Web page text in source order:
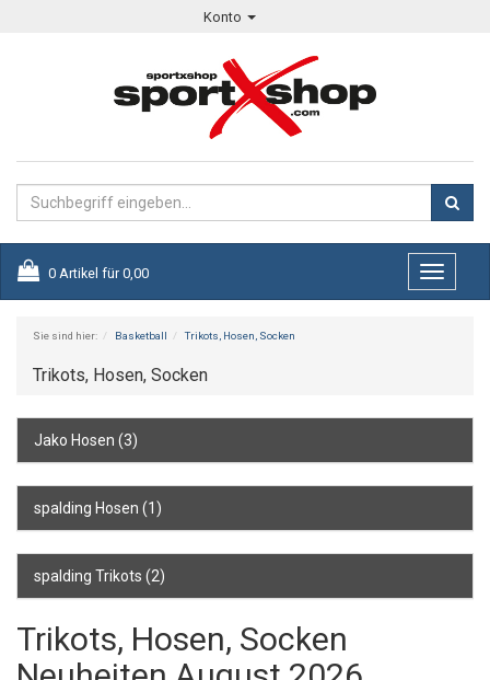
Konto
0 Artikel für 0,00
Toggle
Sie sind hier: Basketball Trikots, Hosen, Socken
Trikots, Hosen, Socken
Jako Hosen (3)
spalding Hosen (1)
spalding Trikots (2)
Trikots, Hosen, Socken